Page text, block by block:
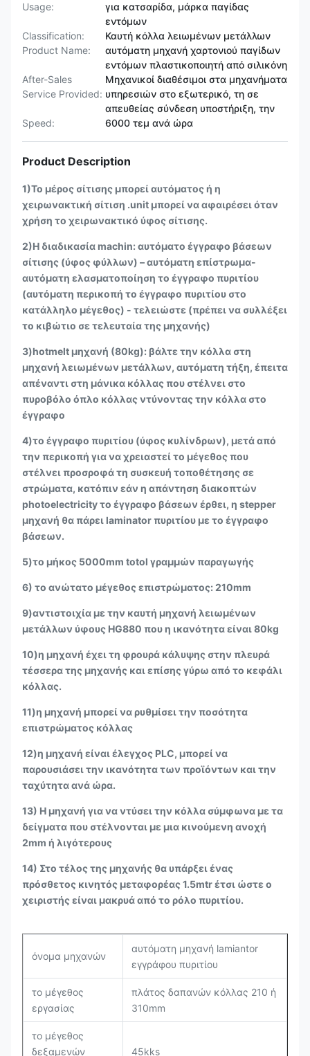
Usage:
για κατσαρίδα, μάρκα παγίδας
εντόμων
Classification:
Καυτή κόλλα λειωμένων μετάλλων
Product Name:
αυτόματη μηχανή χαρτονιού παγίδων
εντόμων πλαστικοποιητή από σιλικόνη
After-Sales
Service Provided:
Μηχανικοί διαθέσιμοι στα μηχανήματα
υπηρεσιών στο εξωτερικό, τη σε
απευθείας σύνδεση υποστήριξη, την
Speed:
6000 τεμ ανά ώρα
Product Description
1)Το μέρος σίτισης μπορεί αυτόματος ή η
χειρωνακτική σίτιση .unit μπορεί να αφαιρέσει όταν
χρήση το χειρωνακτικό ύφος σίτισης.
2)Η διαδικασία machin: αυτόματο έγγραφο βάσεων
σίτισης (ύφος φύλλων) – αυτόματη επίστρωμα-
αυτόματη ελασματοποίηση το έγγραφο πυριτίου
(αυτόματη περικοπή το έγγραφο πυριτίου στο
κατάλληλο μέγεθος) - τελειώστε (πρέπει να συλλέξει
το κιβώτιο σε τελευταία της μηχανής)
3)hotmelt μηχανή (80kg): βάλτε την κόλλα στη
μηχανή λειωμένων μετάλλων, αυτόματη τήξη, έπειτα
απέναντι στη μάνικα κόλλας που στέλνει στο
πυροβόλο όπλο κόλλας ντύνοντας την κόλλα στο
έγγραφο
4)το έγγραφο πυριτίου (ύφος κυλίνδρων), μετά από
την περικοπή για να χρειαστεί το μέγεθος που
στέλνει προσροφά τη συσκευή τοποθέτησης σε
στρώματα, κατόπιν εάν η απάντηση διακοπτών
photoelectricity το έγγραφο βάσεων έρθει, η stepper
μηχανή θα πάρει laminator πυριτίου με το έγγραφο
βάσεων.
5)το μήκος 5000mm totol γραμμών παραγωγής
6) το ανώτατο μέγεθος επιστρώματος: 210mm
9)αντιστοιχία με την καυτή μηχανή λειωμένων
μετάλλων ύφους HG880 που η ικανότητα είναι 80kg
10)η μηχανή έχει τη φρουρά κάλυψης στην πλευρά
τέσσερα της μηχανής και επίσης γύρω από το κεφάλι
κόλλας.
11)η μηχανή μπορεί να ρυθμίσει την ποσότητα
επιστρώματος κόλλας
12)η μηχανή είναι έλεγχος PLC, μπορεί να
παρουσιάσει την ικανότητα των προϊόντων και την
ταχύτητα ανά ώρα.
13) Η μηχανή για να ντύσει την κόλλα σύμφωνα με τα
δείγματα που στέλνονται με μια κινούμενη ανοχή
2mm ή λιγότερους
14) Στο τέλος της μηχανής θα υπάρξει ένας
πρόσθετος κινητός μεταφορέας 1.5mtr έτσι ώστε ο
χειριστής είναι μακρυά από το ρόλο πυριτίου.
όνομα μηχανών
αυτόματη μηχανή lamiantor
εγγράφου πυριτίου
το μέγεθος
εργασίας
πλάτος δαπανών κόλλας 210 ή
310mm
το μέγεθος
δεξαμενών
45kks